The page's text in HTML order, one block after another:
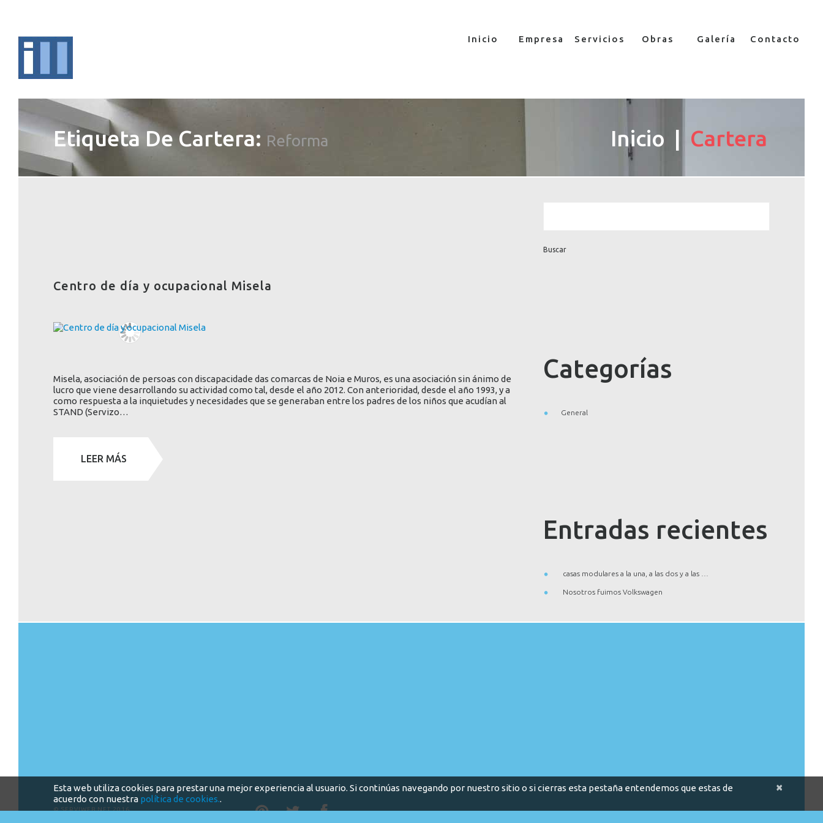
Inicio Empresa Servicios Obras Galería Contacto
Etiqueta De Cartera: Reforma Inicio Cartera
Centro de día y ocupacional Misela
Misela, asociación de persoas con discapacidade das comarcas de Noia e Muros, es una asociación sin ánimo de
lucro que viene desarrollando su actividad como tal, desde el año 2012. Con anterioridad, desde el año 1993, y a
como respuesta a la inquietudes y necesidades que se generaban entre los padres de los niños que acudían al
STAND (Servizo…
LEER MÁS
Categorías
General
Entradas recientes
casas modulares a la una, a las dos y a las …
Nosotros fuimos Volkswagen
© SERVIWEB.NET 2016
×
Esta web utiliza cookies para prestar una mejor experiencia al usuario. Si continúas navegando por nuestro sitio o si cierras esta pestaña entendemos que estas de
acuerdo con nuestra política de cookies..